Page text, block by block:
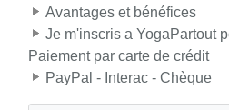
Avantages et bénéfices
Je m'inscris a YogaPartout
Paiement par carte de crédit
PayPal - Interac - Chèque